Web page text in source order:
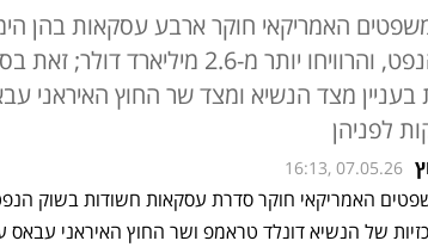
האמריקאי חוקר ארבע עסקאות בהן
במחירי הנפט, והרוויחו יותר מ-2.6
בעניין מצד הנשיא ומצד שר החוץ האיראני
16:13, 07.05.26